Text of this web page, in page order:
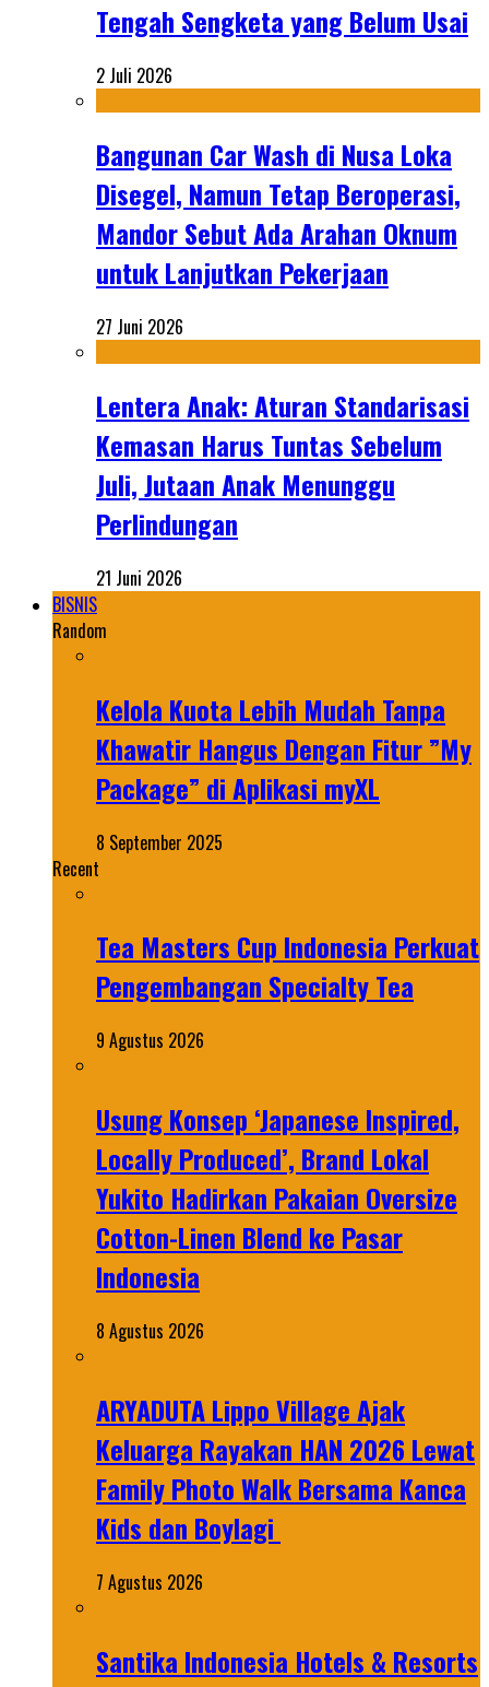
Tengah Sengketa yang Belum Usai
2 Juli 2026
Bangunan Car Wash di Nusa Loka
Disegel, Namun Tetap Beroperasi,
Mandor Sebut Ada Arahan Oknum
untuk Lanjutkan Pekerjaan
27 Juni 2026
Lentera Anak: Aturan Standarisasi
Kemasan Harus Tuntas Sebelum
Juli, Jutaan Anak Menunggu
Perlindungan
21 Juni 2026
BISNIS
Random
Kelola Kuota Lebih Mudah Tanpa
Khawatir Hangus Dengan Fitur ”My
Package” di Aplikasi myXL
8 September 2025
Recent
Tea Masters Cup Indonesia Perkuat
Pengembangan Specialty Tea
9 Agustus 2026
Usung Konsep ‘Japanese Inspired,
Locally Produced’, Brand Lokal
Yukito Hadirkan Pakaian Oversize
Cotton-Linen Blend ke Pasar
Indonesia
8 Agustus 2026
ARYADUTA Lippo Village Ajak
Keluarga Rayakan HAN 2026 Lewat
Family Photo Walk Bersama Kanca
Kids dan Boylagi
7 Agustus 2026
Santika Indonesia Hotels & Resorts